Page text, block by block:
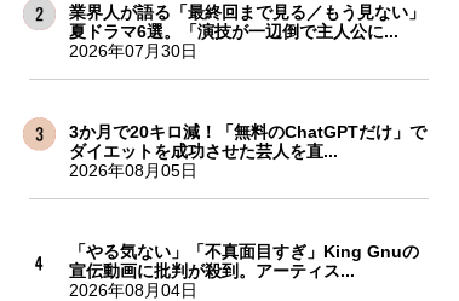
業界人が語る「最終回まで見る／もう見ない」
夏ドラマ6選。「演技が一辺倒で主人公に...
2026年07月30日
3か月で20キロ減！「無料のChatGPTだけ」で
ダイエットを成功させた芸人を直...
2026年08月05日
「やる気ない」「不真面目すぎ」King Gnuの
宣伝動画に批判が殺到。アーティス...
2026年08月04日